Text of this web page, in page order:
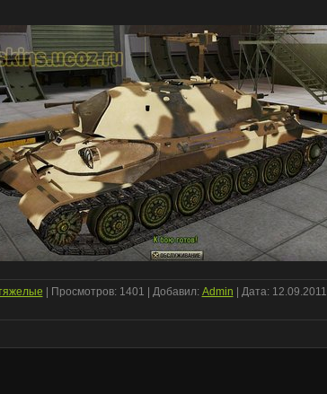
| Просмотров: 1401 | Добавил: Admin | Дата: 12.09.2011